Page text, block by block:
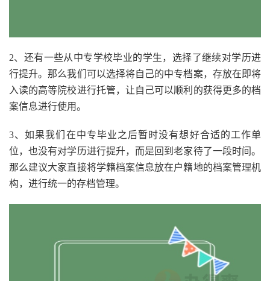
2、还有一些从中专学校毕业的学生，选择了继续对学历进
行提升。那么我们可以选择将自己的中专档案，存放在即将
入读的高等院校进行托管，让自己可以顺利的获得更多的档
案信息进行使用。
3、如果我们在中专毕业之后暂时没有想好合适的工作单
位，也没有对学历进行提升，而是回到老家待了一段时间。
那么建议大家直接将学籍档案信息放在户籍地的档案管理机
构，进行统一的存档管理。